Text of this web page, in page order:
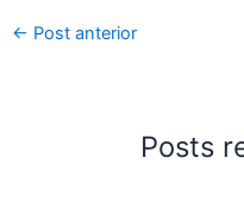
← Post anterior
Posts